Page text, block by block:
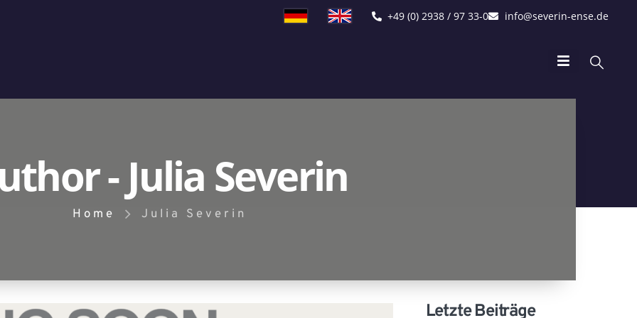
+49 (0) 2938 / 97 33-0 info@severin-ense.de
- Julia Severin
Home Julia Severin
Letzte Beiträge